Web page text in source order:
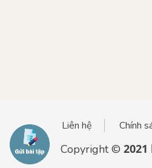
Liên hệ Chính
Copyright ©